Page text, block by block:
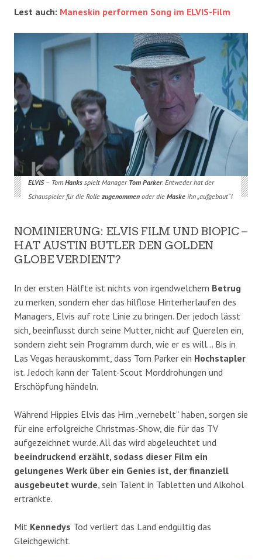
Lest auch: Maneskin performen Song im ELVIS-Film
ELVIS– Tom Hanksspielt Manager Tom Parker. Entweder hat der
Schauspieler für die Rolle zugenommenoder die Maskeihn „aufgebaut“!
NOMINIERUNG: ELVIS FILM UND BIOPIC –
HAT AUSTIN BUTLER DEN GOLDEN
GLOBE VERDIENT?
In der ersten Hälfte ist nichts von irgendwelchem Betrug
zu merken, sondern eher das hilflose Hinterherlaufen des
Managers, Elvis auf rote Linie zu bringen. Der jedoch lässt
sich, beeinflusst durch seine Mutter, nicht auf Querelen ein,
sondern zieht sein Programm durch, wie er es will… Bis in
Las Vegas herauskommt, dass Tom Parker ein Hochstapler
ist. Jedoch kann der Talent-Scout Morddrohungen und
Erschöpfung händeln.
Während Hippies Elvis das Hirn „vernebelt“ haben, sorgen sie
für eine erfolgreiche Christmas-Show, die für das TV
aufgezeichnet wurde. All das wird abgeleuchtet und
beeindruckend erzählt, sodass dieser Film ein
gelungenes Werk über ein Genies ist, der finanziell
ausgebeutet wurde, sein Talent in Tabletten und Alkohol
ertränkte.
Mit Kennedys Tod verliert das Land endgültig das
Gleichgewicht.